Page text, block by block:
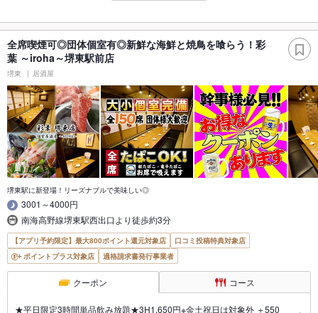
全席喫煙可◎団体個室有◎新鮮な海鮮と焼鳥を喰らう！彩
葉 ～iroha～堺東駅前店
堺東 居酒屋
堺東駅に新登場！リーズナブルで美味しい◎
3001～4000円
南海高野線堺東駅西出口より徒歩約3分
【アプリ予約限定】最大800ポイント還元対象店
口コミ投稿特典対象店
ポイントプラス対象店
適格請求書発行事業者
クーポン コース
★平日限定3時間単品飲み放題★3H1,650円※金土祝日は対象外 ＋550